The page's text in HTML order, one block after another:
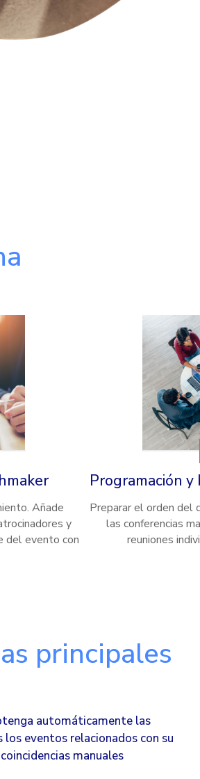
Añade
y
del evento con
Programación y
Preparar el orden del
las conferencias
reuniones
principales
automáticamente las
los eventos relacionados con su
manuales